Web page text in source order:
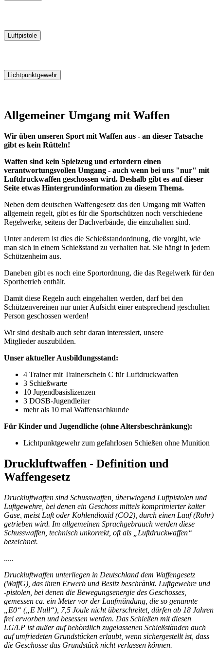
Luftpistole
Lichtpunktgewehr
Allgemeiner Umgang mit Waffen
Wir üben unseren Sport mit Waffen aus - an dieser Tatsache
gibt es kein Rütteln!
Waffen sind kein Spielzeug und erfordern einen
verantwortungsvollen Umgang - auch wenn bei uns "nur" mit
Luftdruckwaffen geschossen wird. Deshalb gibt es auf dieser
Seite etwas Hintergrundinformation zu diesem Thema.
Neben dem deutschen Waffengesetz das den Umgang mit Waffen
allgemein regelt, gibt es für die Sportschützen noch verschiedene
Regelwerke, seitens der Dachverbände, die einzuhalten sind.
Unter anderem ist dies die Schießstandordnung, die vorgibt, wie
man sich in einem Schießstand zu verhalten hat. Sie hängt in jedem
Schützenheim aus.
Daneben gibt es noch eine Sportordnung, die das Regelwerk für den
Sportbetrieb enthält.
Damit diese Regeln auch eingehalten werden, darf bei den
Schützenvereinen nur unter Aufsicht einer entsprechend geschulten
Person geschossen werden!
Wir sind deshalb auch sehr daran interessiert, unsere
Mitglieder auszubilden.
Unser aktueller Ausbildungsstand:
4 Trainer mit Trainerschein C für Luftdruckwaffen
3 Schießwarte
10 Jugendbasislizenzen
3 DOSB-Jugendleiter
mehr als 10 mal Waffensachkunde
Für Kinder und Jugendliche (ohne Altersbeschränkung):
Lichtpunktgewehr zum gefahrlosen Schießen ohne Munition
Druckluftwaffen - Definition und
Waffengesetz
Druckluftwaffen sind Schusswaffen, überwiegend Luftpistolen und
Luftgewehre, bei denen ein Geschoss mittels komprimierter kalter
Gase, meist Luft oder Kohlendioxid (CO2), durch einen Lauf (Rohr)
getrieben wird. Im allgemeinen Sprachgebrauch werden diese
Schusswaffen, technisch unkorrekt, oft als „Luftdruckwaffen“
bezeichnet.
.....
Druckluftwaffen unterliegen in Deutschland dem Waffengesetz
(WaffG), das ihren Erwerb und Besitz beschränkt. Luftgewehre und
-pistolen, bei denen die Bewegungsenergie des Geschosses,
gemessen ca. ein Meter vor der Laufmündung, die so genannte
„E0“ („E Null“), 7,5 Joule nicht überschreitet, dürfen ab 18 Jahren
frei erworben und besessen werden. Das Schießen mit diesen
LG/LP ist außer auf behördlich zugelassenen Schießständen auch
auf umfriedeten Grundstücken erlaubt, wenn sichergestellt ist, dass
die Geschosse das Grundstück nicht verlassen können.